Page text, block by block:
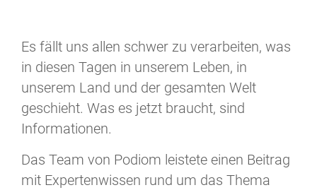
Es fällt uns allen schwer zu verarbeiten, was
in diesen Tagen in unserem Leben, in
unserem Land und der gesamten Welt
geschieht. Was es jetzt braucht, sind
Informationen.
Das Team von Podiom leistete einen Beitrag
mit Expertenwissen rund um das Thema